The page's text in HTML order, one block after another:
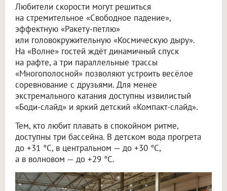
Любители скорости могут решиться
на стремительное «Свободное падение»,
эффектную «Ракету-петлю»
или головокружительную «Космическую дыру».
На «Волне» гостей ждёт динамичный спуск
на рафте, а три параллельные трассы
«Многополосной» позволяют устроить весёлое
соревнование с друзьями. Для менее
экстремального катания доступны извилистый
«Боди-слайд» и яркий детский «Компакт-слайд».
Тем, кто любит плавать в спокойном ритме,
доступны три бассейна. В детском вода прогрета
до +31 °C, в центральном — до +30 °C,
а в волновом — до +29 °C.